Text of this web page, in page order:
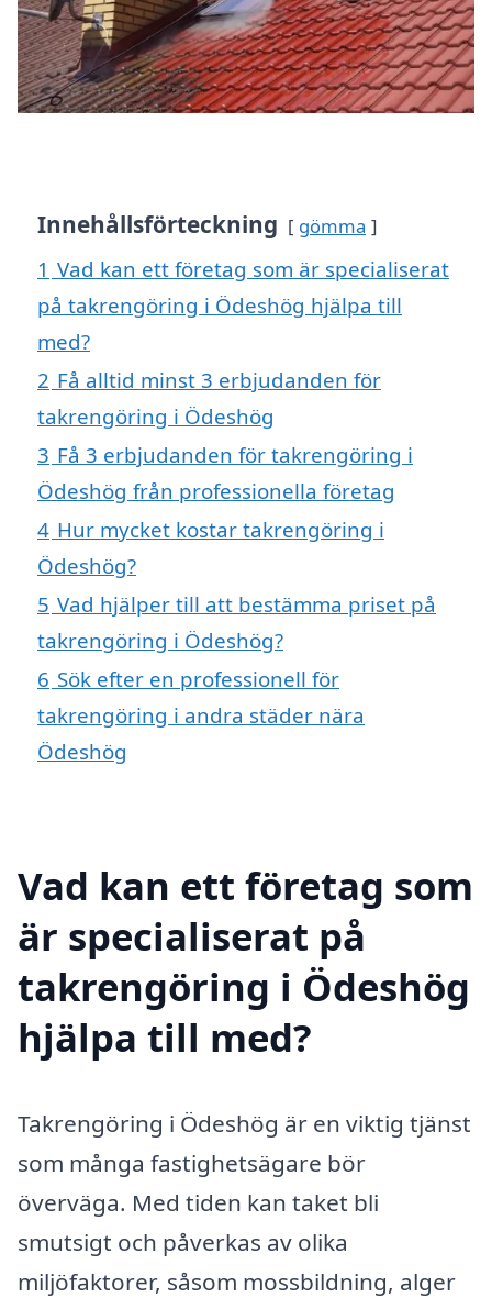
Innehållsförteckning gömma
1 Vad kan ett företag som är specialiserat
på takrengöring i Ödeshög hjälpa till
med?
2 Få alltid minst 3 erbjudanden för
takrengöring i Ödeshög
3 Få 3 erbjudanden för takrengöring i
Ödeshög från professionella företag
4 Hur mycket kostar takrengöring i
Ödeshög?
5 Vad hjälper till att bestämma priset på
takrengöring i Ödeshög?
6 Sök efter en professionell för
takrengöring i andra städer nära
Ödeshög
Vad kan ett företag som
är specialiserat på
takrengöring i Ödeshög
hjälpa till med?
Takrengöring i Ödeshög är en viktig tjänst
som många fastighetsägare bör
överväga. Med tiden kan taket bli
smutsigt och påverkas av olika
miljöfaktorer, såsom mossbildning, alger